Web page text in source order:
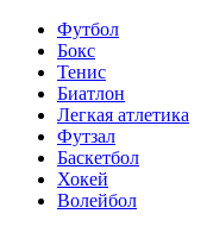
Футбол
Бокс
Тенис
Биатлон
Легкая атлетика
Футзал
Баскетбол
Хокей
Волейбол